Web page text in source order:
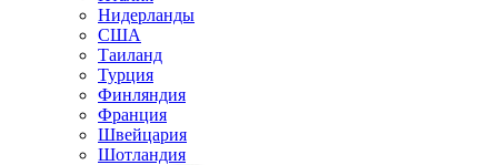
Нидерланды
США
Таиланд
Турция
Финляндия
Франция
Швейцария
Шотландия